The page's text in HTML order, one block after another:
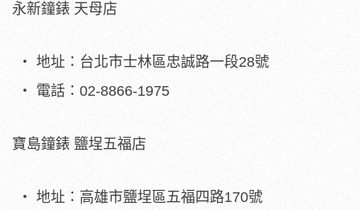
永新鐘錶 天母店
地址：台北市士林區忠誠路一段28號
電話：02-8866-1975
寶島鐘錶 鹽埕五福店
地址：高雄市鹽埕區五福四路170號